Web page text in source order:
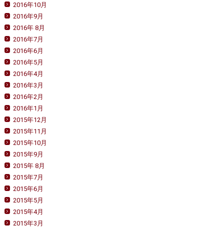
2016年10月
2016年9月
2016年 8月
2016年7月
2016年6月
2016年5月
2016年4月
2016年3月
2016年2月
2016年1月
2015年12月
2015年11月
2015年10月
2015年9月
2015年 8月
2015年7月
2015年6月
2015年5月
2015年4月
2015年3月